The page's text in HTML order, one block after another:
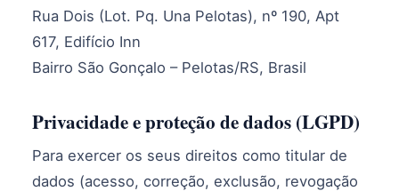
Rua Dois (Lot. Pq. Una Pelotas), nº 190, Apt
617, Edifício Inn
Bairro São Gonçalo – Pelotas/RS, Brasil
Privacidade e proteção de dados (LGPD)
Para exercer os seus direitos como titular de
dados (acesso, correção, exclusão, revogação